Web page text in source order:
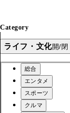
Category
ライフ・文化開/閉
総合
エンタメ
スポーツ
クルマ